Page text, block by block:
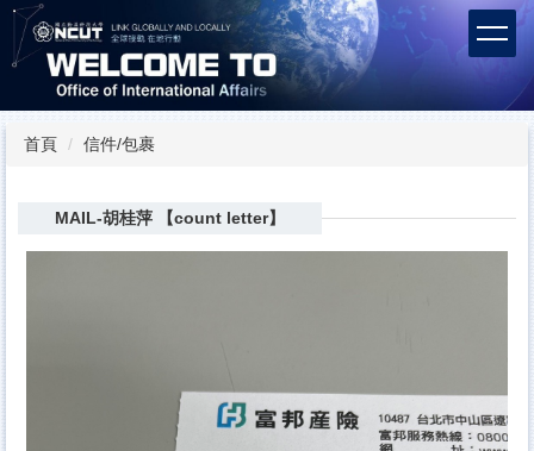
跳
到
主
內
容首頁 信件/包裹
MAIL-胡桂萍 【count letter】